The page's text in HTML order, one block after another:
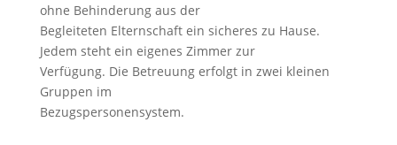
ohne Behinderung aus der
Begleiteten Elternschaft ein sicheres zu Hause.
Jedem steht ein eigenes Zimmer zur
Verfügung. Die Betreuung erfolgt in zwei kleinen
Gruppen im
Bezugspersonensystem.